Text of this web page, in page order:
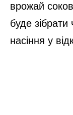
врожай
буде зібрати
насіння у